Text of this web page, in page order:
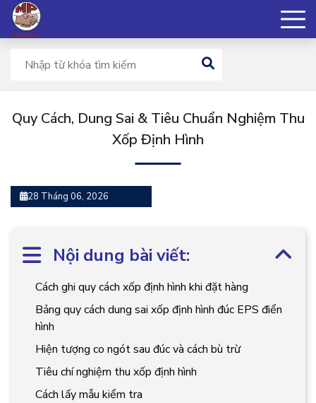
Quy Cách, Dung Sai & Tiêu Chuẩn Nghiệm Thu
Xốp Định Hình
28 Tháng 06, 2026
Nội dung bài viết:
Cách ghi quy cách xốp định hình khi đặt hàng
Bảng quy cách dung sai xốp định hình đúc EPS điển
hình
Hiện tượng co ngót sau đúc và cách bù trừ
Tiêu chí nghiệm thu xốp định hình
Cách lấy mẫu kiểm tra